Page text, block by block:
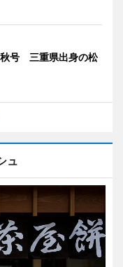
号 三重県出身の松
ュ